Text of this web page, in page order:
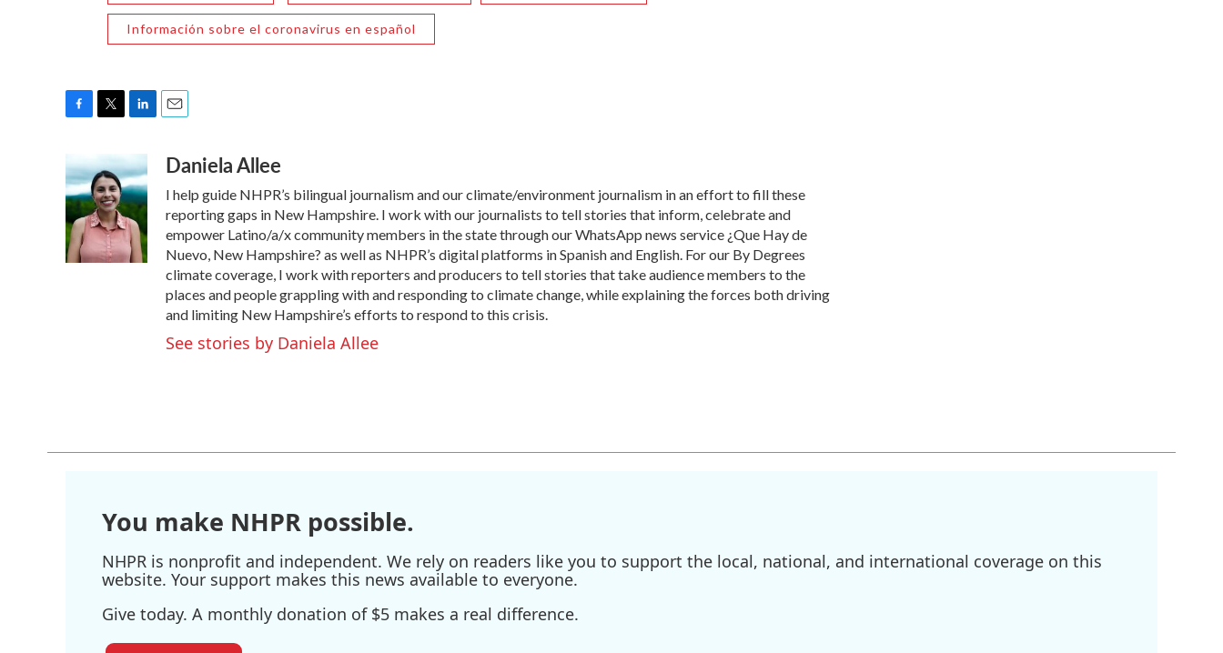
Información sobre el coronavirus en español
c
e
b
o
o
k
i
t
t
e
r
n
k
e
d
I
n
aDaniela Allee
I help guide NHPR’s bilingual journalism and our climate/environment journalism in an effort to fill these
reporting gaps in New Hampshire. I work with our journalists to tell stories that inform, celebrate and
empower Latino/a/x community members in the state through our WhatsApp news service ¿Que Hay de
Nuevo, New Hampshire? as well as NHPR’s digital platforms in Spanish and English. For our By Degrees
climate coverage, I work with reporters and producers to tell stories that take audience members to the
places and people grappling with and responding to climate change, while explaining the forces both driving
and limiting New Hampshire’s efforts to respond to this crisis.
See stories by Daniela Allee
You make NHPR possible.
NHPR is nonprofit and independent. We rely on readers like you to support the local, national, and international coverage on this
website. Your support makes this news available to everyone.
Give today. A monthly donation of $5 makes a real difference.